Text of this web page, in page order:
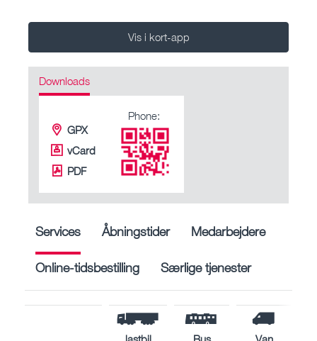
Vis i kort-app
Downloads
GPX
vCard
PDF
Phone:
Services Åbningstider Medarbejdere
Online-tidsbestilling Særlige tjenester